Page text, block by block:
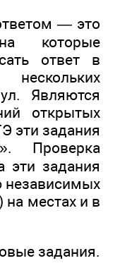
— это
которые
ответ в
Являются
открытых
эти задания
Проверка
эти задания
независимых
местах и в
задания.